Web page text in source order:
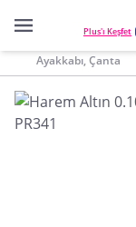
Plus'ı Keşfet
Ayakkabı, Çanta